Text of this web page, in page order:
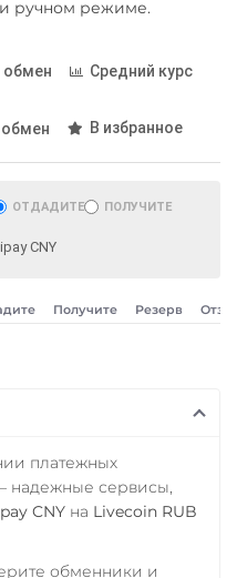
VeChain (VET)
ЕРИП Расчет BYN
Карта UZCARD UZS
Карта МИР RUB
Любой банк
THB
TRY BYN
PLN
GEL
Открытие RUB
Почта Банк RUB
Приват24
ручном режиме.
Средний курс
В избранное
ОТДАДИТЕ ПОЛУЧИТЕ
CNY
Получите Резерв
платежных
надежные сервисы,
CNY на Livecoin RUB
обменники и